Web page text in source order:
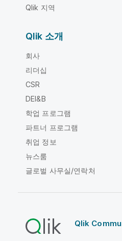
Qlik 지역
Qlik 소개
회사
리더십
CSR
DEI&B
학업 프로그램
파트너 프로그램
취업 정보
뉴스룸
글로벌 사무실/연락처
Qlik